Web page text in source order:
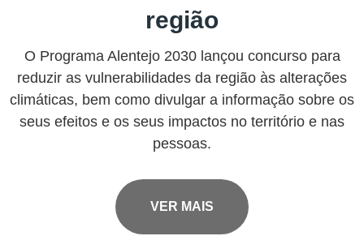
região
O Programa Alentejo 2030 lançou concurso para
reduzir as vulnerabilidades da região às alterações
climáticas, bem como divulgar a informação sobre os
seus efeitos e os seus impactos no território e nas
pessoas.
VER MAIS